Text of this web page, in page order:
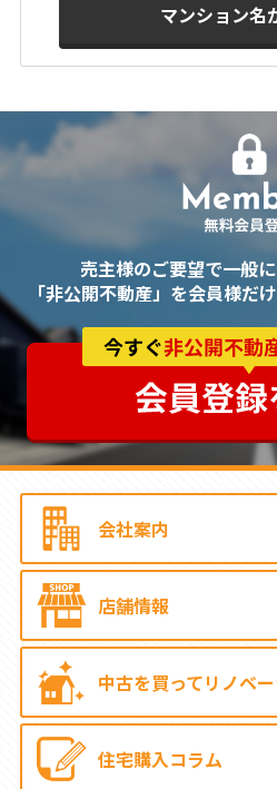
マンション名
売主様のご要望で一般
「非公開不動産」を会員様だ
会社案内
店舗情報
中古を買ってリノベ
住宅購入コラム